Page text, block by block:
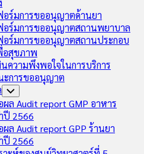
ร์มการขออนุญาตด้านยา
ร์มการขออนุญาตสถานพยาบาล
ร์มการขออนุญาตสถานประกอบ
อสุขภาพ
ความพึงพอใจในการบริการ
ะการขออนุญาต
Toggle
Child
Menu
ผล Audit report GMP อาหาร
ปี 2566
ผล Audit report GPP ร้านยา
ปี 2566